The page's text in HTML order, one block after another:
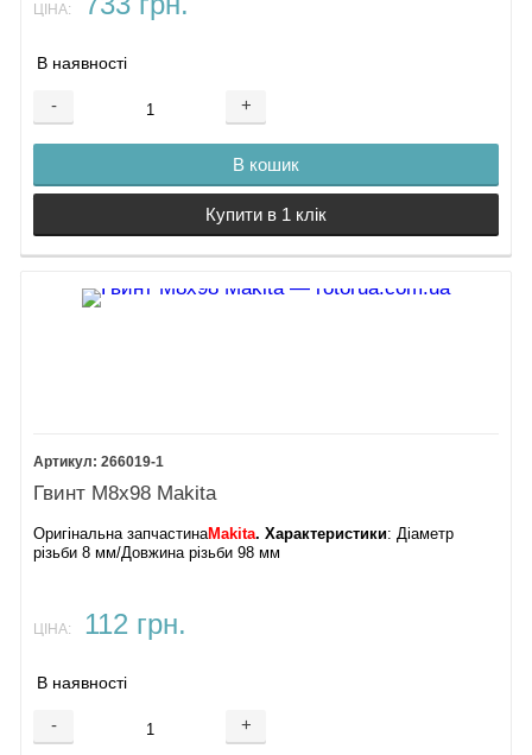
ЦІНА:
В наявності
- +
В кошик
Купити в 1 клік
266019-1
Гвинт М8х98 Makita
Оригінальна запчастинаMakita. Характеристики: Діаметр
різьби 8 мм/Довжина різьби 98 мм
ЦІНА: 112 грн.
В наявності
- +